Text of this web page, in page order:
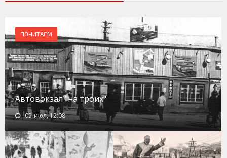
ПОЧИТАЕМ
Автовокзал "на троих"
05-июл, 12:08